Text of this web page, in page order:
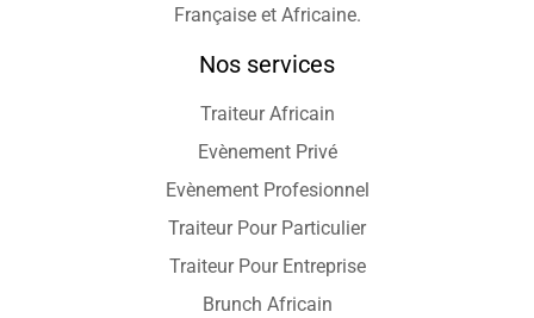
Française et Africaine.
Nos services
Traiteur Africain
Evènement Privé
Evènement Profesionnel
Traiteur Pour Particulier
Traiteur Pour Entreprise
Brunch Africain